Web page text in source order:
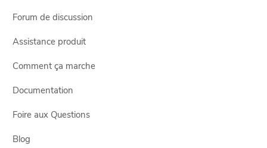
Forum de discussion
Assistance produit
Comment ça marche
Documentation
Foire aux Questions
Blog